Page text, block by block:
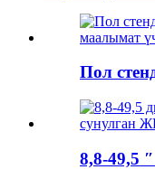
Пол
8,8-49,5